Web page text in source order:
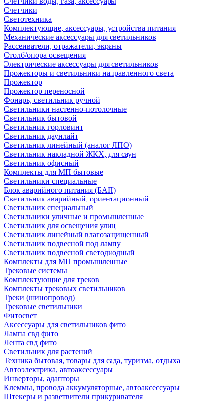
Счетчики
Светотехника
Комплектующие, аксессуары, устройства питания
Механические аксессуары для светильников
Рассеиватели, отражатели, экраны
Столб/опора освещения
Электрические аксессуары для светильников
Прожекторы и светильники направленного света
Прожектор
Прожектор переносной
Фонарь, светильник ручной
Светильники настенно-потолочные
Светильник бытовой
Светильник горловинт
Светильник даунлайт
Светильник линейный (аналог ЛПО)
Светильник накладной ЖКХ, для саун
Светильник офисный
Комплекты для МП бытовые
Светильники специальные
Блок аварийного питания (БАП)
Светильник аварийный, ориентационный
Светильник специальный
Светильники уличные и промышленные
Светильник для освещения улиц
Светильник линейный влагозащищенный
Светильник подвесной под лампу
Светильник подвесной светодиодный
Комплекты для МП промышленные
Трековые системы
Комплектующие для треков
Комплекты трековых светильников
Треки (шинопровод)
Трековые светильники
Фитосвет
Аксессуары для светильников фито
Лампа свд фито
Лента свд фито
Светильник для растений
Техника бытовая, товары для сада, туризма, отдыха
Автоэлектрика, автоаксессуары
Инверторы, адапторы
Клеммы, провода аккумуляторные, автоаксессуары
Штекеры и разветвители прикуривателя